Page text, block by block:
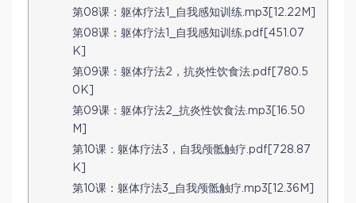
第08课：躯体疗法1_自我感知训练.mp3[12.22M]
第08课：躯体疗法1_自我感知训练.pdf[451.07
K]
第09课：躯体疗法2，抗炎性饮食法.pdf[780.5
0K]
第09课：躯体疗法2_抗炎性饮食法.mp3[16.50
M]
第10课：躯体疗法3，自我颅骶触疗.pdf[728.87
K]
第10课：躯体疗法3_自我颅骶触疗.mp3[12.36M]